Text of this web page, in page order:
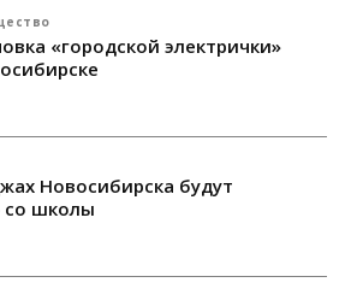
«городской электрички»
Новосибирска будут
со школы